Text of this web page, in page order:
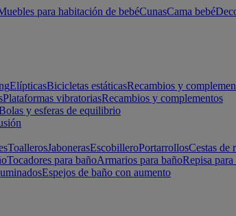
para habitación de bebéCunasCama bebé
ElípticasBicicletas estáticasRecambios y
Plataformas vibratoriasRecambios y complementos
y esferas de equilibrio
ToallerosJabonerasEscobilleroPortarrollosCestas de
Tocadores para bañoArmarios para bañoRepisa para
Espejos de baño con aumento